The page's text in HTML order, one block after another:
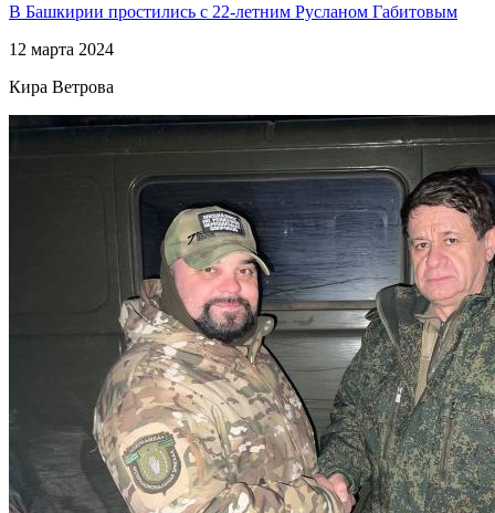
В Башкирии простились с 22-летним Русланом Габитовым
12 марта 2024
Кира Ветрова